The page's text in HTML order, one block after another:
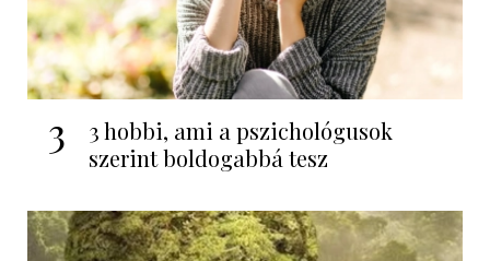
3
3 hobbi, ami a pszichológusok
szerint boldogabbá tesz